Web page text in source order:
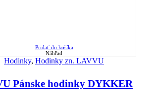
Pridať do košíka
Náhľad
Hodinky, Hodinky zn. LAVVU
Pánske hodinky DYKKER